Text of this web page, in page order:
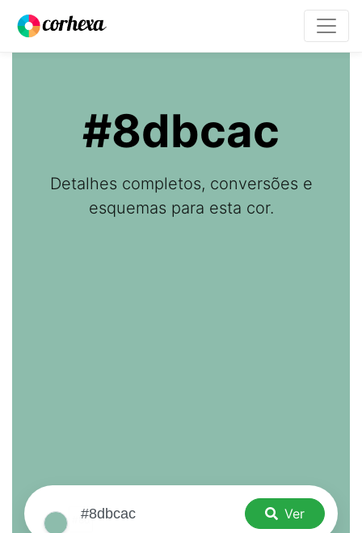
#8dbcac
Detalhes completos, conversões e
esquemas para esta cor.
Ver